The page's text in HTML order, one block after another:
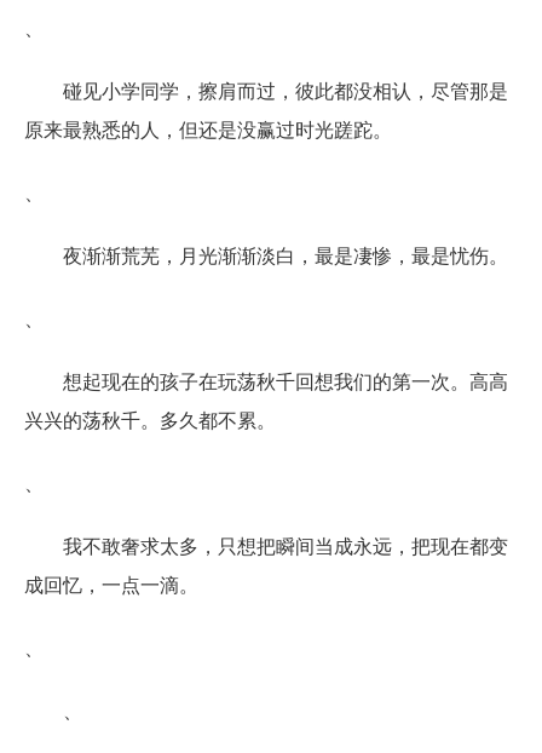
、
碰见小学同学，擦肩而过，彼此都没相认，尽管那是
原来最熟悉的人，但还是没赢过时光蹉跎。
、
夜渐渐荒芜，月光渐渐淡白，最是凄惨，最是忧伤。
、
想起现在的孩子在玩荡秋千回想我们的第一次。高高
兴兴的荡秋千。多久都不累。
、
我不敢奢求太多，只想把瞬间当成永远，把现在都变
成回忆，一点一滴。
、
、